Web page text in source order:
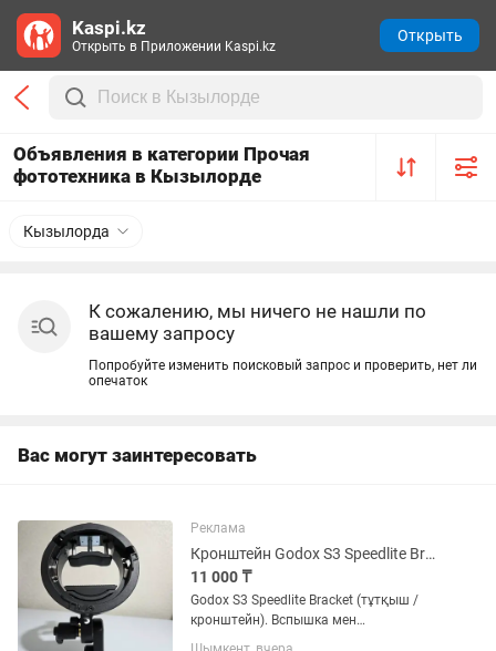
Объявления в категории Прочая
фототехника в Кызылорде
Кызылорда
К сожалению, мы ничего не нашли по
вашему запросу
Попробуйте изменить поисковый запрос и проверить, нет ли
опечаток
Вас могут заинтересовать
Реклама
Кронштейн Godox S3 Speedlite Bracket
11 000 ₸
Godox S3 Speedlite Bracket (тұтқыш /
кронштейн). Вспышка мен
софтбоқтарды (Bowens байонеті)
Kaspi.kz
Открыть в Приложении Kaspi.kz
Открыть